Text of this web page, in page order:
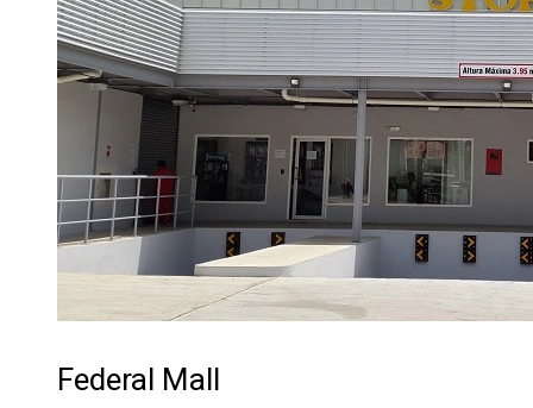
Federal Mall